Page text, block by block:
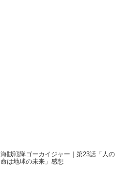
海賊戦隊ゴーカイジャー｜第23話「人の
命は地球の未来」感想